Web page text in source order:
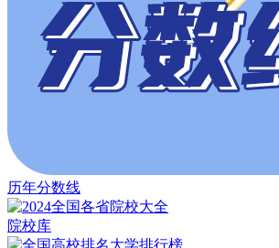
历年分数线
院校库